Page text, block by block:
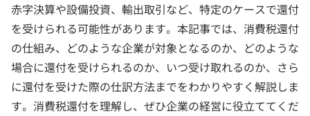
赤字決算や設備投資、輸出取引など、特定のケースで還付
を受けられる可能性があります。本記事では、消費税還付
の仕組み、どのような企業が対象となるのか、どのような
場合に還付を受けられるのか、いつ受け取れるのか、さら
に還付を受けた際の仕訳方法までをわかりやすく解説しま
す。消費税還付を理解し、ぜひ企業の経営に役立ててくだ